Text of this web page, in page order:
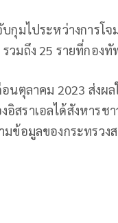
กุมไประหว่างการโ
มถึง 25 รายที่กองทั
นตุลาคม 2023 ส่งผ
ราเอลได้สังหารช
ข้อมูลของกระทรวง